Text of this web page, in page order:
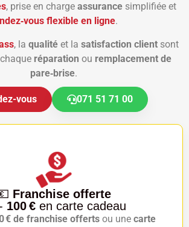
, prise en charge assurancesimplifiée et
flexible en ligne.
, la qualité et la satisfaction client sont
réparation ou remplacement de
pare‑brise.
vous 071 51 71 00
Franchise offerte
100 € en carte cadeau
€ de franchise offerts ou une carte